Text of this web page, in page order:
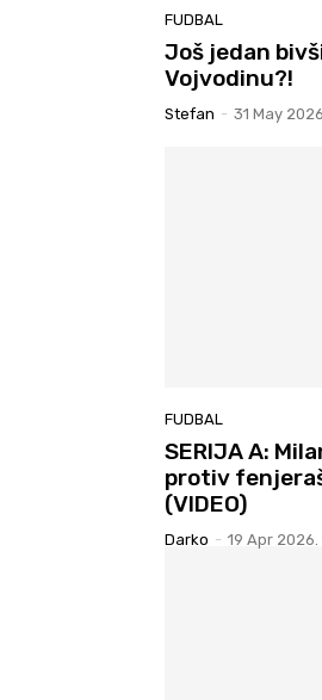
FUDBAL
Još jedan
Vojvodinu?!
Stefan - 31 May
FUDBAL
SERIJA A:
protiv
(VIDEO)
Darko - 19 Apr 2026.